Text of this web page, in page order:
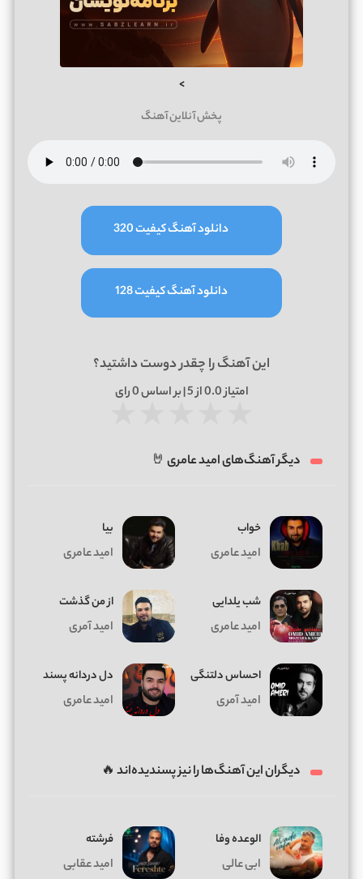
>
پخش آنلاین آهنگ
دانلود آهنگ کیفیت 320
دانلود آهنگ کیفیت 128
این آهنگ را چقدر دوست داشتید؟
امتیاز0.0از 5 | بر اساس 0رای
دیگر آهنگ‌های امید عامری 🤘
خواب
امید عامری
بیا
امید عامری
شب یلدایی
امید عامری
از من گذشت
امید آمری
احساس دلتنگی
امید آمری
دل دردانه پسند
امید عامری
دیگران این آهنگ‌ها را نیز پسندیده‌اند 🔥
الوعده وفا
ابی عالی
فرشته
امید عقابی